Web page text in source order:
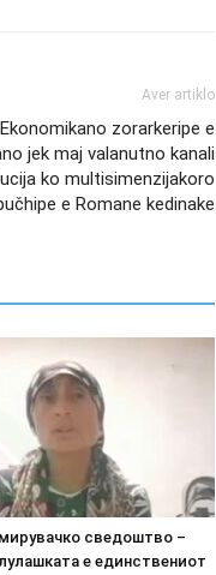
Aver artiklo
zorarkeripe e
jek maj valanutno kanali
ko multisimenzijakoro
e Romane kedinake
сведоштво –
е единствениот